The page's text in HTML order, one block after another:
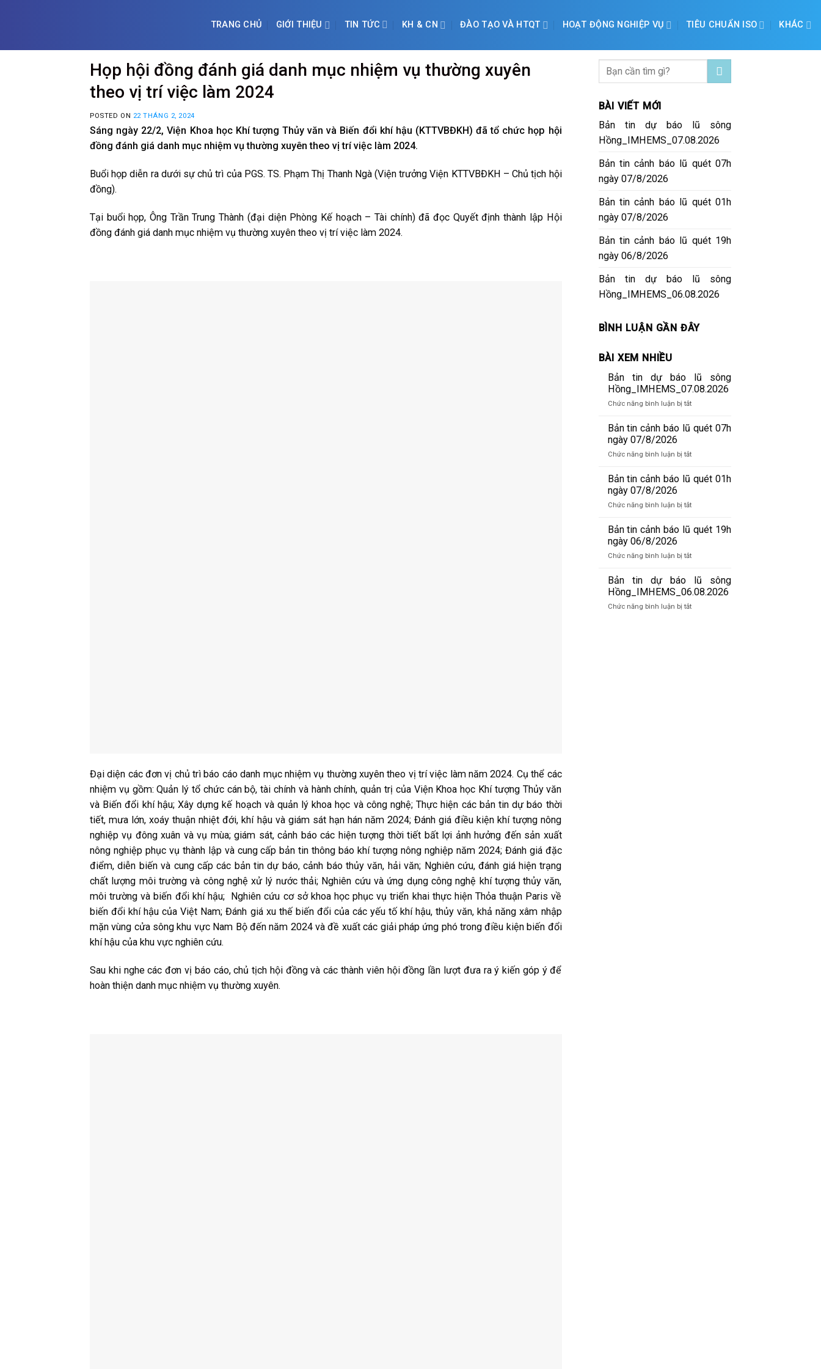
TRANG CHỦ GIỚI THIỆU TIN TỨC KH & CN ĐÀO TẠO VÀ HTQT HOẠT ĐỘNG NGHIỆP VỤ TIÊU CHUẨN ISO KHÁC
Họp hội đồng đánh giá danh mục nhiệm vụ thường xuyên
theo vị trí việc làm 2024
POSTED ON 22 THÁNG 2, 2024
Sáng ngày 22/2, Viện Khoa học Khí tượng Thủy văn và Biến đổi khí hậu (KTTVBĐKH) đã tổ chức họp hội
đồng đánh giá danh mục nhiệm vụ thường xuyên theo vị trí việc làm 2024.
Buổi họp diễn ra dưới sự chủ trì của PGS. TS. Phạm Thị Thanh Ngà (Viện trưởng Viện KTTVBĐKH – Chủ tịch hội
đồng).
Tại buổi họp, Ông Trần Trung Thành (đại diện Phòng Kế hoạch – Tài chính) đã đọc Quyết định thành lập Hội
đồng đánh giá danh mục nhiệm vụ thường xuyên theo vị trí việc làm 2024.
Đại diện các đơn vị chủ trì báo cáo danh mục nhiệm vụ thường xuyên theo vị trí việc làm năm 2024. Cụ thể các
nhiệm vụ gồm: Quản lý tổ chức cán bộ, tài chính và hành chính, quản trị của Viện Khoa học Khí tượng Thủy văn
và Biến đổi khí hậu; Xây dựng kế hoạch và quản lý khoa học và công nghệ; Thực hiện các bản tin dự báo thời
tiết, mưa lớn, xoáy thuận nhiệt đới, khí hậu và giám sát hạn hán năm 2024; Đánh giá điều kiện khí tượng nông
nghiệp vụ đông xuân và vụ mùa; giám sát, cảnh báo các hiện tượng thời tiết bất lợi ảnh hưởng đến sản xuất
nông nghiệp phục vụ thành lập và cung cấp bản tin thông báo khí tượng nông nghiệp năm 2024; Đánh giá đặc
điểm, diễn biến và cung cấp các bản tin dự báo, cảnh báo thủy văn, hải văn; Nghiên cứu, đánh giá hiện trạng
chất lượng môi trường và công nghệ xử lý nước thải; Nghiên cứu và ứng dụng công nghệ khí tượng thủy văn,
môi trường và biến đổi khí hậu; Nghiên cứu cơ sở khoa học phục vụ triển khai thực hiện Thỏa thuận Paris về
biến đổi khí hậu của Việt Nam; Đánh giá xu thế biến đổi của các yếu tố khí hậu, thủy văn, khả năng xâm nhập
mặn vùng cửa sông khu vực Nam Bộ đến năm 2024 và đề xuất các giải pháp ứng phó trong điều kiện biến đổi
khí hậu của khu vực nghiên cứu.
Sau khi nghe các đơn vị báo cáo, chủ tịch hội đồng và các thành viên hội đồng lần lượt đưa ra ý kiến góp ý để
hoàn thiện danh mục nhiệm vụ thường xuyên.
BÀI VIẾT MỚI
Bản tin dự báo lũ sông
Hồng_IMHEMS_07.08.2026
Bản tin cảnh báo lũ quét 07h
ngày 07/8/2026
Bản tin cảnh báo lũ quét 01h
ngày 07/8/2026
Bản tin cảnh báo lũ quét 19h
ngày 06/8/2026
Bản tin dự báo lũ sông
Hồng_IMHEMS_06.08.2026
BÌNH LUẬN GẦN ĐÂY
BÀI XEM NHIỀU
Bản tin dự báo lũ sông
Hồng_IMHEMS_07.08.2026
Chức năng bình luận bị tắtở
tin
dự
lũ
Hồng_IMHEMS_07.08.2026
Bản tin cảnh báo lũ quét 07h
ngày 07/8/2026
Chức năng bình luận bị tắtở
tin
cảnh
lũ
07h
07/8/2026
Bản tin cảnh báo lũ quét 01h
ngày 07/8/2026
Chức năng bình luận bị tắtở
tin
cảnh
lũ
01h
ngày
07/8/2026
Bản tin cảnh báo lũ quét 19h
ngày 06/8/2026
Chức năng bình luận bị tắtở
tin
cảnh
lũ
Bản tin dự báo lũ sông
Hồng_IMHEMS_06.08.2026
Chức năng bình luận bị tắtở